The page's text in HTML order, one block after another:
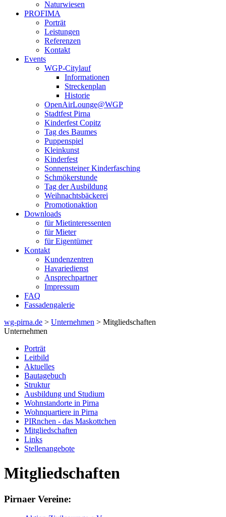
Naturwiesen
PROFIMA
Porträt
Leistungen
Referenzen
Kontakt
Events
WGP-Citylauf
Informationen
Streckenplan
Historie
OpenAirLounge@WGP
Stadtfest Pirna
Kinderfest Copitz
Tag des Baumes
Puppenspiel
Kleinkunst
Kinderfest
Sonnensteiner Kinderfasching
Schmökerstunde
Tag der Ausbildung
Weihnachtsbäckerei
Promotionaktion
Downloads
für Mietinteressenten
für Mieter
für Eigentümer
Kontakt
Kundenzentren
Havariedienst
Ansprechpartner
Impressum
FAQ
Fassadengalerie
wg-pirna.de > Unternehmen > Mitgliedschaften
Unternehmen
Porträt
Leitbild
Aktuelles
Bautagebuch
Struktur
Ausbildung und Studium
Wohnstandorte in Pirna
Wohnquartiere in Pirna
PIRnchen - das Maskottchen
Mitgliedschaften
Links
Stellenangebote
Mitgliedschaften
Pirnaer Vereine: